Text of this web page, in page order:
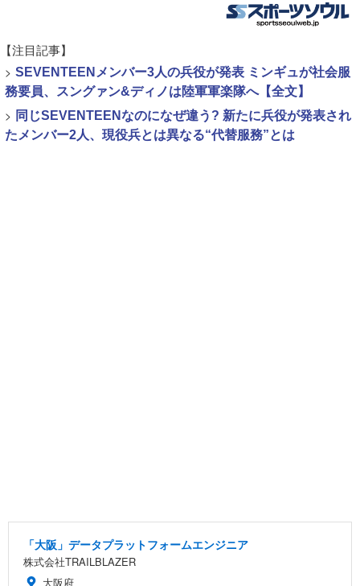
【注目記事】
> SEVENTEENメンバー3人の兵役が発表 ミンギュが社会服
務要員、スングァン&ディノは陸軍軍楽隊へ【全文】
> 同じSEVENTEENなのになぜ違う? 新たに兵役が発表され
たメンバー2人、現役兵とは異なる“代替服務”とは
「大阪」データプラットフォームエンジニア
株式会社TRAILBLAZER
大阪府